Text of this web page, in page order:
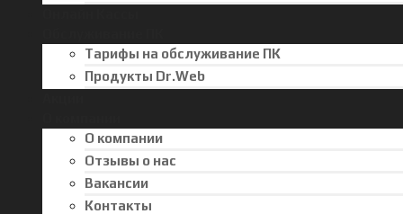
Тарифы на обслуживание ПК
Продукты Dr.Web
О компании
Отзывы о нас
Вакансии
Контакты